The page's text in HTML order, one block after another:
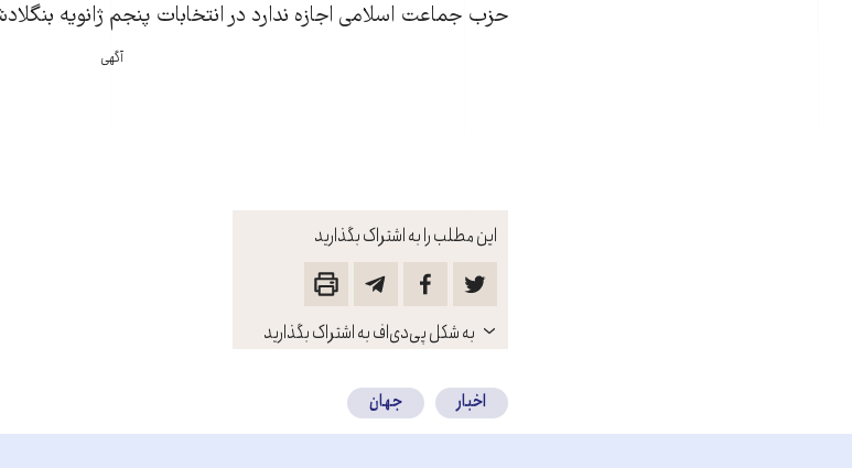
این مطلب را به اشتراک بگذارید
باز
کنید
به شکل پی‌دی‌اف به اشتراک بگذارید
حزب جماعت اسلامی اجازه ندارد در انتخابات پنجم ژانويه
آگهی
اخبار جهان